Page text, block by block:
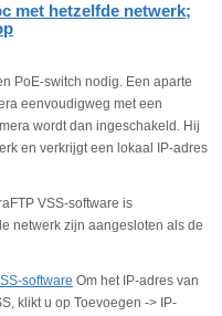
met hetzelfde netwerk;
PoE-switch nodig. Een aparte
eenvoudigweg met een
wordt dan ingeschakeld. Hij
en verkrijgt een lokaal IP-adres
VSS-software is
netwerk zijn aangesloten als de
software Om het IP-adres van
klikt u op Toevoegen -> IP-